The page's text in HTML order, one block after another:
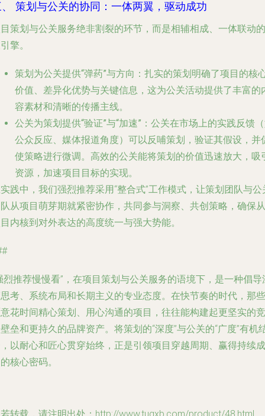
策划与公关的协同：一体两翼，驱动成功
策划与公关服务绝非割裂的环节，而是相辅相成、一体联动的
擎。
策划为公关提供“弹药”与方向 ：扎实的策划明确了项目的核
价值、差异化优势与关键信息，这为公关活动提供了丰富的
容素材和清晰的传播主线。
公关为策划提供“验证”与“加速” ：公关在市场上的实践反馈
公众反应、媒体报道角度）可以反哺策划，验证其假设，并
使策略进行微调。高效的公关能将策划的价值迅速放大，吸
资源，加速项目目标的实现。
践中，我们强烈推荐采用“整合式”工作模式，让策划团队与公
从项目萌芽期就紧密协作，共同参与洞察、共创策略，确保从
内核到对外表达的高度统一与强大势能。
烈推荐慢慢看”，在项目策划与公关服务的语境下，是一种倡导
考、系统布局和长期主义的专业态度。在快节奏的时代，那些
花时间精心策划、用心沟通的项目，往往能构建起更坚实的竞
垒和更持久的品牌资产。将策划的“深度”与公关的“广度”有机
以耐心和匠心贯穿始终，正是引领项目穿越周期、赢得持续成
核心密码。